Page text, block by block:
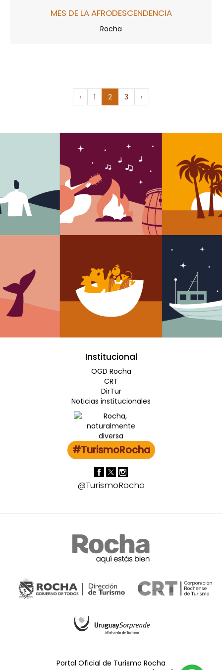
MES DE LA AFRODESCENDENCIA
Rocha
‹ 1 2 3 ›
Institucional
OGD Rocha
CRT
DirTur
Noticias institucionales
#TurismoRocha
@TurismoRocha
Portal Oficial de Turismo Rocha